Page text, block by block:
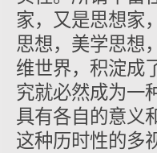
家，又是思想家
思想，美学思想
维世界，积淀成
究就必然成为一
具有各自的意义
这种历时性的多